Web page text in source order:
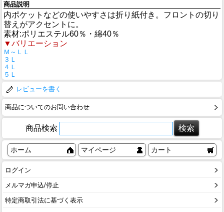
商品説明
内ポケットなどの使いやすさは折り紙付き。フロントの切り
替えがアクセントに。
素材:ポリエステル60％・綿40％
▼バリエーション
Ｍ～ＬＬ
３Ｌ
４Ｌ
５Ｌ
レビューを書く
商品についてのお問い合わせ
商品検索
ホーム マイページ カート
ログイン
メルマガ申込/停止
特定商取引法に基づく表示